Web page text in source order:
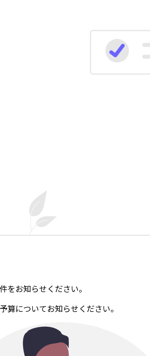
をお知らせください。
算についてお知らせください。